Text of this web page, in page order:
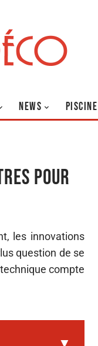
NEWS PISCINE
pour
les innovations
question de se
compte